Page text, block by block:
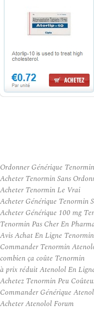
Ordonner Générique
Acheter Tenormin Sans
Acheter Tenormin Le Vrai
Acheter Générique Tenormin
Acheter Générique 100 mg
Tenormin Pas Cher En
Avis Achat En Ligne Tenormin
Commander Tenormin
combien ça coûte Tenormin
à prix réduit Atenolol En
Achetez Tenormin Peu
Commander Générique
Acheter Atenolol Forum